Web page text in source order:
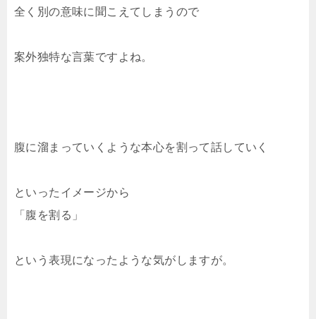
全く別の意味に聞こえてしまうので
案外独特な言葉ですよね。
腹に溜まっていくような本心を割って話していく
といったイメージから
「腹を割る」
という表現になったような気がしますが。